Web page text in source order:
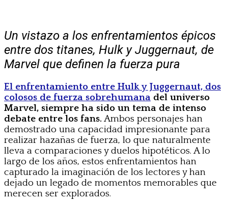
Un vistazo a los enfrentamientos épicos
entre dos titanes, Hulk y Juggernaut, de
Marvel que definen la fuerza pura
El enfrentamiento entre Hulk y Juggernaut, dos
colosos de fuerza sobrehumana del universo
Marvel, siempre ha sido un tema de intenso
debate entre los fans.Ambos personajes han
demostrado una capacidad impresionante para
realizar hazañas de fuerza, lo que naturalmente
lleva a comparaciones y duelos hipotéticos. A lo
largo de los años, estos enfrentamientos han
capturado la imaginación de los lectores y han
dejado un legado de momentos memorables que
merecen ser explorados.